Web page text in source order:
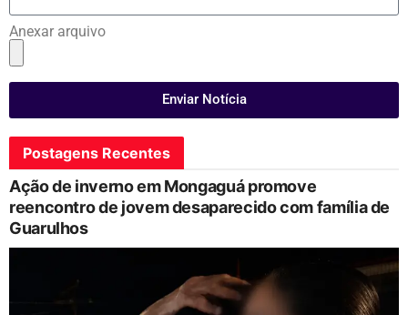
Anexar arquivo
Enviar Notícia
Postagens Recentes
Ação de inverno em Mongaguá promove
reencontro de jovem desaparecido com família de
Guarulhos